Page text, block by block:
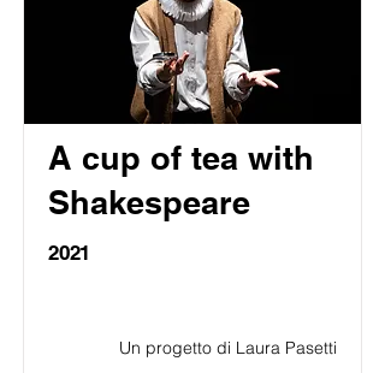
A cup of tea with
Shakespeare
2021
Un progetto di Laura Pasetti